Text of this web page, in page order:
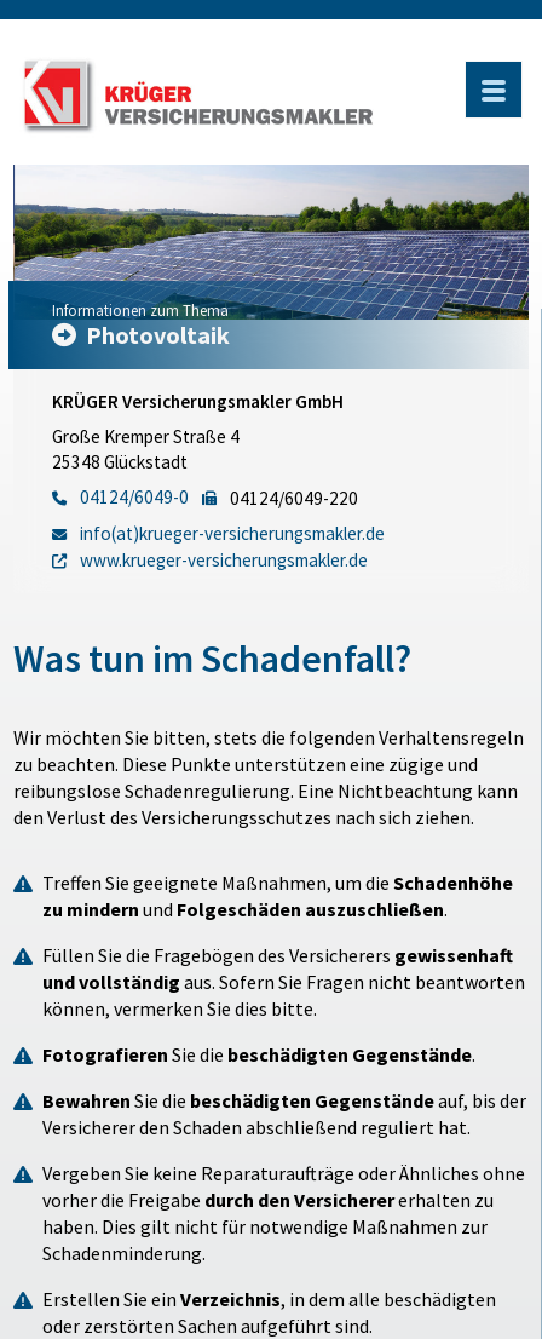
Informationen zum Thema
Photovoltaik
KRÜGER Versicherungsmakler GmbH
Große Kremper Straße 4
25348 Glückstadt
04124/6049-0
04124/6049-220
info(at)krueger-versicherungsmakler.de
www.krueger-versicherungsmakler.de
Was tun im Schadenfall?
Wir möchten Sie bitten, stets die folgenden Verhaltensregeln
zu beachten. Diese Punkte unterstützen eine zügige und
reibungslose Schadenregulierung. Eine Nichtbeachtung kann
den Verlust des Versicherungsschutzes nach sich ziehen.
Treffen Sie geeignete Maßnahmen, um dieSchadenhöhe
zu mindern und Folgeschäden auszuschließen.
Füllen Sie die Fragebögen des Versicherers gewissenhaft
und vollständig aus. Sofern Sie Fragen nicht beantworten
können, vermerken Sie dies bitte.
Fotografieren Sie die beschädigten Gegenstände.
Bewahren Sie die beschädigten Gegenständeauf, bis der
Versicherer den Schaden abschließend reguliert hat.
Vergeben Sie keine Reparaturaufträge oder Ähnliches ohne
vorher die Freigabe durch den Versicherererhalten zu
haben. Dies gilt nicht für notwendige Maßnahmen zur
Schadenminderung.
Erstellen Sie einVerzeichnis, in dem alle beschädigten
oder zerstörten Sachen aufgeführt sind.